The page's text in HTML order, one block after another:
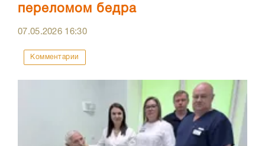
переломом бедра
07.05.2026 16:30
Комментарии